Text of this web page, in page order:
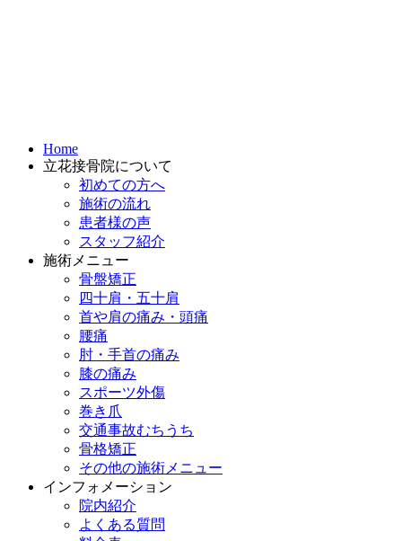
Home
立花接骨院について
初めての方へ
施術の流れ
患者様の声
スタッフ紹介
施術メニュー
骨盤矯正
四十肩・五十肩
首や肩の痛み・頭痛
腰痛
肘・手首の痛み
膝の痛み
スポーツ外傷
巻き爪
交通事故むちうち
骨格矯正
その他の施術メニュー
インフォメーション
院内紹介
よくある質問